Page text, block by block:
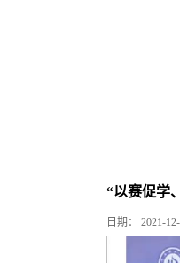
“以赛促学
日期： 2021-